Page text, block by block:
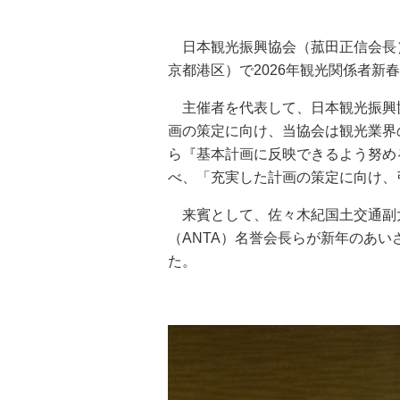
日本観光振興協会（菰田正信会
京都港区）で2026年観光関係者新
主催者を代表して、日本観光振
画の策定に向け、当協会は観光業
ら『基本計画に反映できるよう努
べ、「充実した計画の策定に向け
来賓として、佐々木紀国土交通
（ANTA）名誉会長らが新年のあ
た。